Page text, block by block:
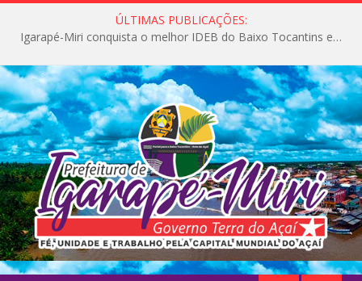
ÚLTIMAS PUBLICAÇÕES:
Igarapé-Miri conquista o melhor IDEB do Baixo Tocantins e avança na qualidade da educação pública